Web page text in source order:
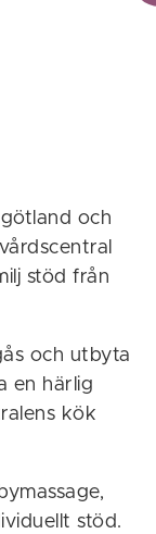
och
stöd från
och utbyta
en härlig
kök
stöd.